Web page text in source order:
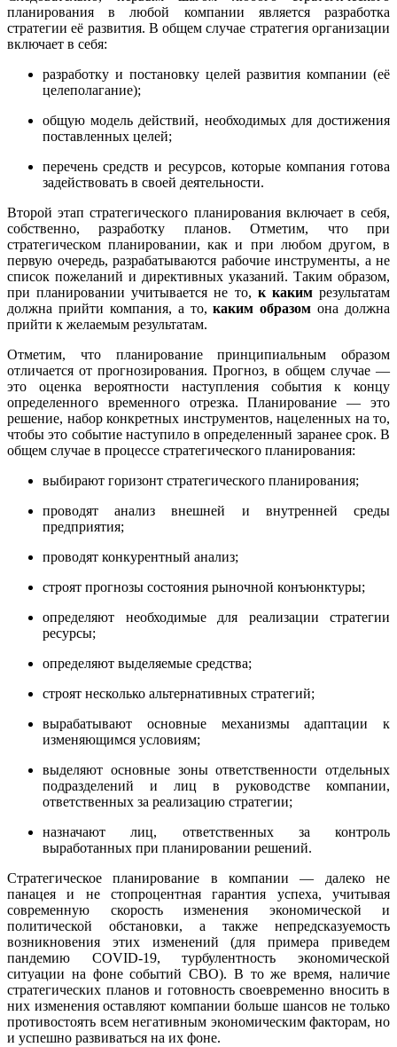
планирования в любой компании является разработка
стратегии её развития. В общем случае стратегия организации
включает в себя:
разработку и постановку целей развития компании (её
целеполагание);
общую модель действий, необходимых для достижения
поставленных целей;
перечень средств и ресурсов, которые компания готова
задействовать в своей деятельности.
Второй этап стратегического планирования включает в себя,
собственно, разработку планов. Отметим, что при
стратегическом планировании, как и при любом другом, в
первую очередь, разрабатываются рабочие инструменты, а не
список пожеланий и директивных указаний. Таким образом,
при планировании учитывается не то, к какимрезультатам
должна прийти компания, а то,каким образом она должна
прийти к желаемым результатам.
Отметим, что планирование принципиальным образом
отличается от прогнозирования. Прогноз, в общем случае —
это оценка вероятности наступления события к концу
определенного временного отрезка. Планирование — это
решение, набор конкретных инструментов, нацеленных на то,
чтобы это событие наступило в определенный заранее срок. В
общем случае в процессе стратегического планирования:
выбирают горизонт стратегического планирования;
проводят анализ внешней и внутренней среды
предприятия;
проводят конкурентный анализ;
строят прогнозы состояния рыночной конъюнктуры;
определяют необходимые для реализации стратегии
ресурсы;
определяют выделяемые средства;
строят несколько альтернативных стратегий;
вырабатывают основные механизмы адаптации к
изменяющимся условиям;
выделяют основные зоны ответственности отдельных
подразделений и лиц в руководстве компании,
ответственных за реализацию стратегии;
назначают лиц, ответственных за контроль
выработанных при планировании решений.
Стратегическое планирование в компании — далеко не
панацея и не стопроцентная гарантия успеха, учитывая
современную скорость изменения экономической и
политической обстановки, а также непредсказуемость
возникновения этих изменений (для примера приведем
пандемию COVID-19, турбулентность экономической
ситуации на фоне событий СВО). В то же время, наличие
стратегических планов и готовность своевременно вносить в
них изменения оставляют компании больше шансов не только
противостоять всем негативным экономическим факторам, но
и успешно развиваться на их фоне.